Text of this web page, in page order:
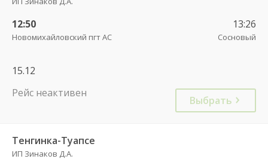
12:50
Новомихайловский пгт АС
13:26
Сосновый
15.12
Рейс неактивен
Выбрать
Тенгинка-Туапсе
ИП Зинаков Д.А.